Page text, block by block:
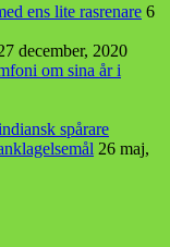
ens lite rasrenare 6
december, 2020
om sina år i
spårare
26 maj,